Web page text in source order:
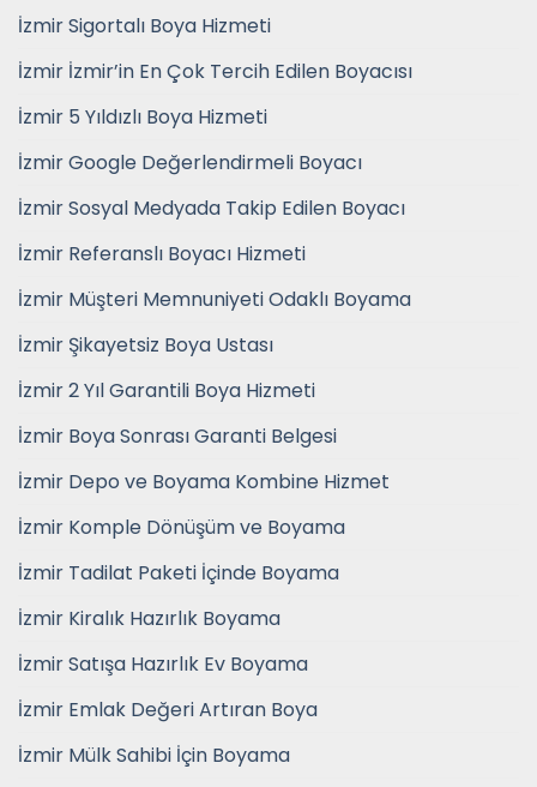
İzmir Sigortalı Boya Hizmeti
İzmir İzmir’in En Çok Tercih Edilen Boyacısı
İzmir 5 Yıldızlı Boya Hizmeti
İzmir Google Değerlendirmeli Boyacı
İzmir Sosyal Medyada Takip Edilen Boyacı
İzmir Referanslı Boyacı Hizmeti
İzmir Müşteri Memnuniyeti Odaklı Boyama
İzmir Şikayetsiz Boya Ustası
İzmir 2 Yıl Garantili Boya Hizmeti
İzmir Boya Sonrası Garanti Belgesi
İzmir Depo ve Boyama Kombine Hizmet
İzmir Komple Dönüşüm ve Boyama
İzmir Tadilat Paketi İçinde Boyama
İzmir Kiralık Hazırlık Boyama
İzmir Satışa Hazırlık Ev Boyama
İzmir Emlak Değeri Artıran Boya
İzmir Mülk Sahibi İçin Boyama